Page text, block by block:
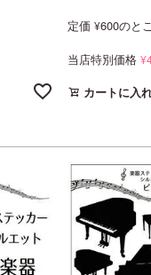
定価 ¥600のと
当店特別価格 ¥
カートに入